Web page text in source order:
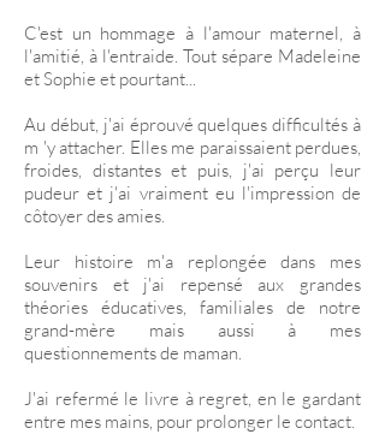
C'est un hommage à l'amour maternel, à
l'amitié, à l'entraide. Tout sépare Madeleine
et Sophie et pourtant...
Au début, j'ai éprouvé quelques difficultés à
m 'y attacher. Elles me paraissaient perdues,
froides, distantes et puis, j'ai perçu leur
pudeur et j'ai vraiment eu l'impression de
côtoyer des amies.
Leur histoire m'a replongée dans mes
souvenirs et j'ai repensé aux grandes
théories éducatives, familiales de notre
grand-mère mais aussi à mes
questionnements de maman.
J'ai refermé le livre à regret, en le gardant
entre mes mains, pour prolonger le contact.